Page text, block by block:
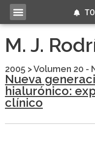
M. J.
2005 >Volumen 20 -
Nueva
hialurónico:
clínico